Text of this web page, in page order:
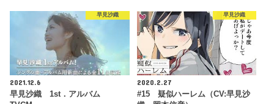
早見沙織
2021.12.6
早見沙織 1st．アルバム
早見沙織
2020.2.27
#15 疑似ハーレム（CV:早見沙